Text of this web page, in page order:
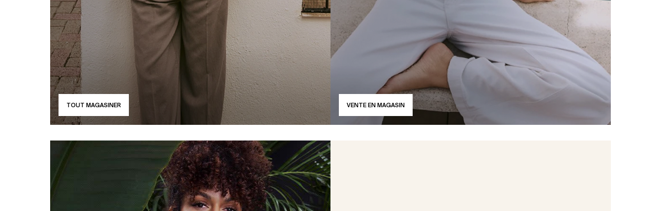
TOUT MAGASINER VENTE EN MAGASIN